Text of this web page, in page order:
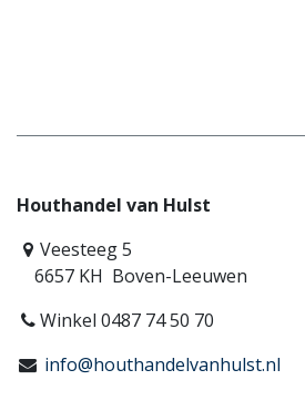
Houthandel van Hulst
Veesteeg 5
6657 KH Boven-Leeuwen
Winkel 0487 74 50 70
info@houthandelvanhulst.nl